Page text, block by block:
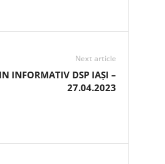
Next article
INFORMATIV DSP IAȘI –
27.04.2023